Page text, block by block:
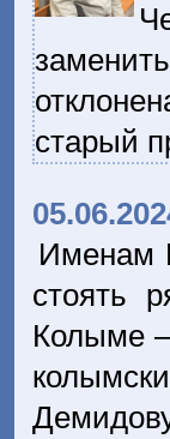
старый
Именам
стоять
Колыме